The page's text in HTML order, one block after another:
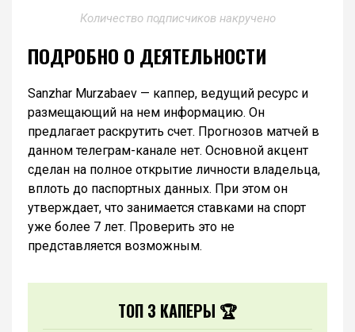
Количество подписчиков накручено
ПОДРОБНО О ДЕЯТЕЛЬНОСТИ
Sanzhar Murzabaev — каппер, ведущий ресурс и
размещающий на нем информацию. Он
предлагает раскрутить счет. Прогнозов матчей в
данном телеграм-канале нет. Основной акцент
сделан на полное открытие личности владельца,
вплоть до паспортных данных. При этом он
утверждает, что занимается ставками на спорт
уже более 7 лет. Проверить это не
представляется возможным.
ТОП 3 КАПЕРЫ 🏆